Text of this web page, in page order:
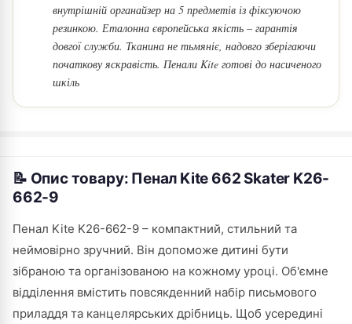
внутрішній органайзер на 5 предметів із фіксуючою
резинкою. Еталонна європейська якість – гарантія
довгої служби. Тканина не тьмяніє, надовго зберігаючи
початкову яскравість. Пенали Kite готові до насиченого
шкіль
📝 Опис товару: Пенал Kite 662 Skater K26-
662-9
Пенал Kite K26-662-9 – компактний, стильний та
неймовірно зручний. Він допоможе дитині бути
зібраною та організованою на кожному уроці. Об'ємне
відділення вмістить повсякденний набір письмового
приладдя та канцелярських дрібниць. Щоб усередині